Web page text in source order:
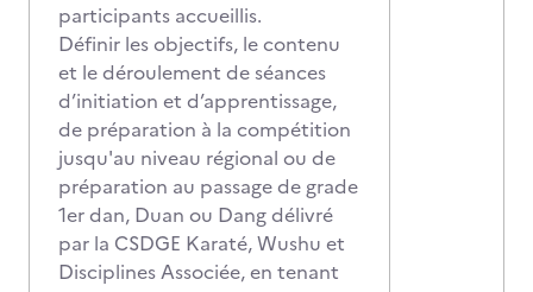
participants accueillis.
Définir les objectifs, le contenu
et le déroulement de séances
d’initiation et d’apprentissage,
de préparation à la compétition
jusqu'au niveau régional ou de
préparation au passage de grade
1er dan, Duan ou Dang délivré
par la CSDGE Karaté, Wushu et
Disciplines Associée, en tenant